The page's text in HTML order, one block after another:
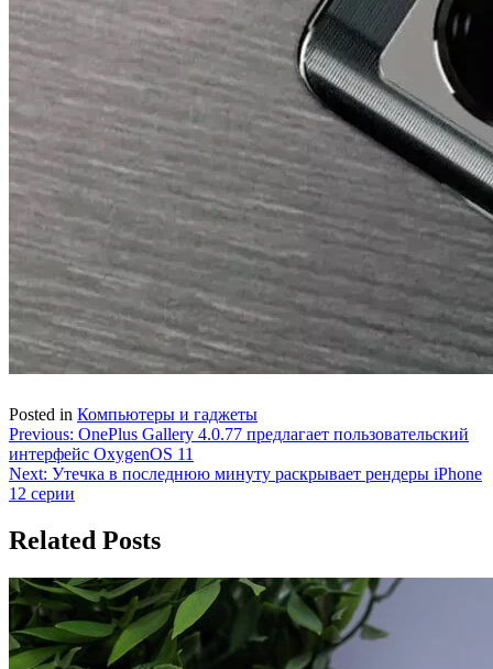
Posted in Компьютеры и гаджеты
Навигация
по
записям
Previous: OnePlus Gallery 4.0.77 предлагает пользовательский
интерфейс OxygenOS 11
Next: Утечка в последнюю минуту раскрывает рендеры iPhone
12 серии
Related Posts